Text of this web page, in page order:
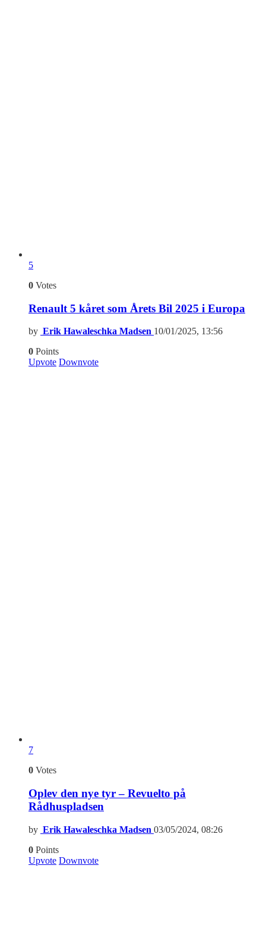
5
0 Votes
Renault 5 kåret som Årets Bil 2025 i Europa
by Erik Hawaleschka Madsen 10/01/2025, 13:56
0 Points
Upvote Downvote
7
0 Votes
Oplev den nye tyr – Revuelto på
Rådhuspladsen
by Erik Hawaleschka Madsen 03/05/2024, 08:26
0 Points
Upvote Downvote